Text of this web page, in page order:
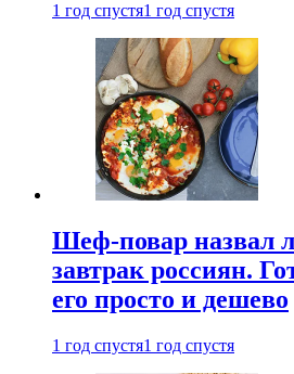
1 год спустя1 год спустя
Шеф-повар назвал
завтрак россиян.
его просто и дешево
1 год спустя1 год спустя